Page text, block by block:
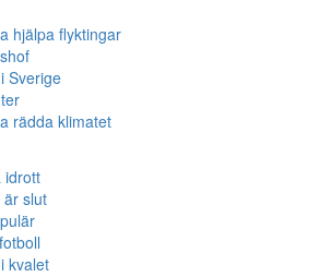
hjälpa flyktingar
Sverige
rädda klimatet
idrott
är slut
kvalet